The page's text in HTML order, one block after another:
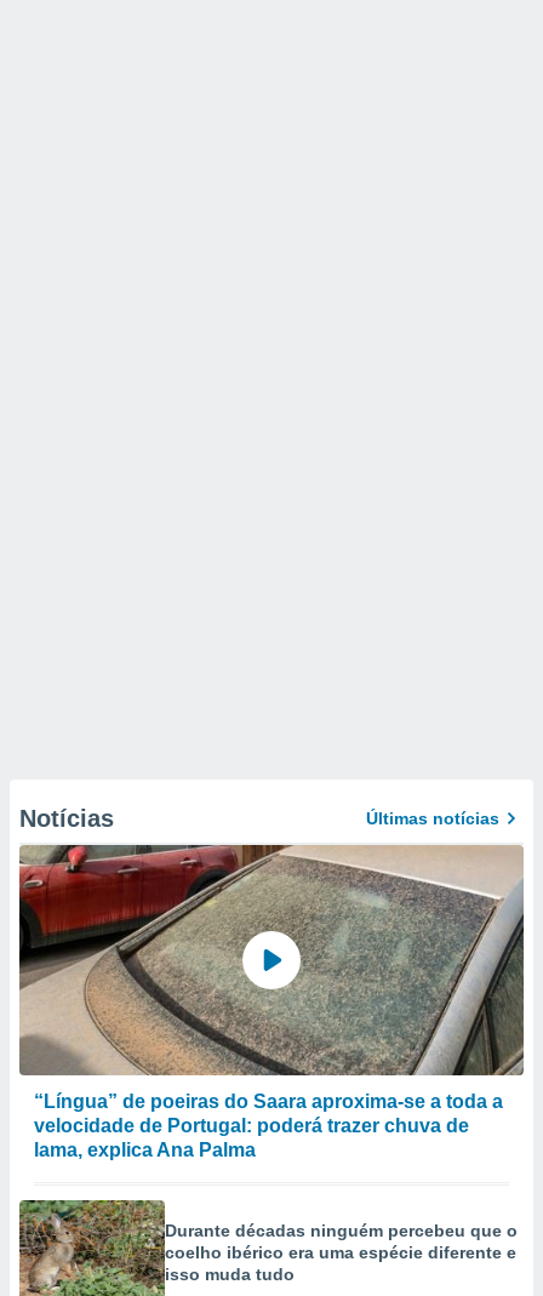
Notícias Últimas notícias
“Língua” de poeiras do Saara aproxima-se a toda a
velocidade de Portugal: poderá trazer chuva de
lama, explica Ana Palma
Durante décadas ninguém percebeu que o
coelho ibérico era uma espécie diferente e
isso muda tudo